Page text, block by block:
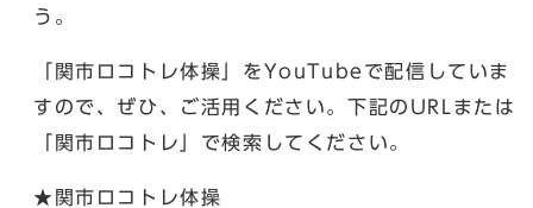
う。
「関市ロコトレ体操」をYouTubeで配信していま
すので、ぜひ、ご活用ください。下記のURLまたは
「関市ロコトレ」で検索してください。
★関市ロコトレ体操